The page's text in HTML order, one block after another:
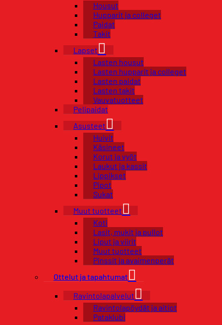
Housut
Hupparit ja colleget
Paidat
Takit
Lapset
Lasten housut
Lasten hupparit ja colleget
Lasten paidat
Lasten takit
Vauvatuotteet
Pelipaidat
Asusteet
Huivit
Käsineet
Korut ja vyöt
Laukut ja kassit
Lippikset
Pipot
Sukat
Muut tuotteet
Koti
Lasit, mukit ja pullot
Liput ja viirit
Muut tuotteet
Pinssit ja avaimenperät
Ottelut ja tapahtumat
Ravintolapalvelut
Ravintolapöydät ja aitiot
Pataklubi